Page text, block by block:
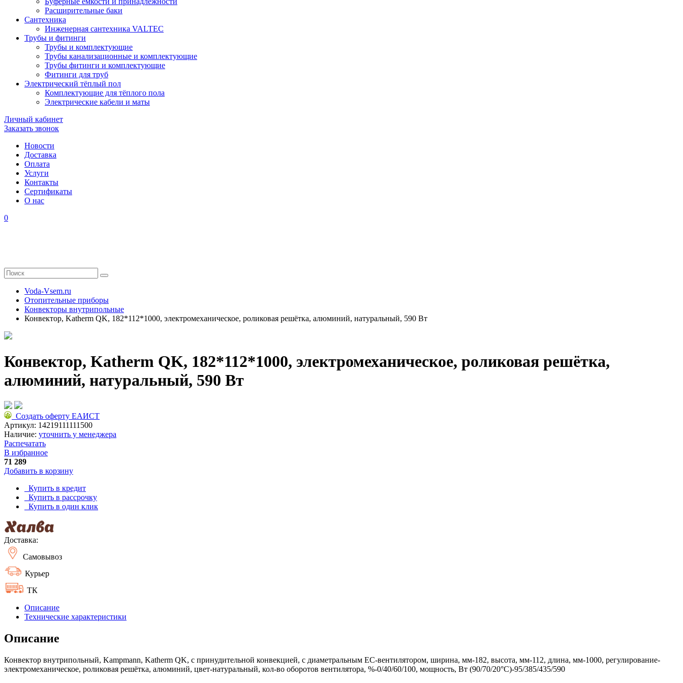
Расширительные баки
Сантехника
Инженерная сантехника VALTEC
Трубы и фитинги
Трубы и комплектующие
Трубы канализационные и комплектующие
Трубы фитинги и комплектующие
Фитинги для труб
Электрический тёплый пол
Комплектующие для тёплого пола
Электрические кабели и маты
Личный кабинет
Заказать звонок
Новости
Доставка
Оплата
Услуги
Контакты
Cертификаты
О нас
0
Voda-Vsem.ru
Отопительные приборы
Конвекторы внутрипольные
Конвектор, Katherm QK, 182*112*1000, электромеханическое, роликовая решётка, алюминий, натуральный, 590 Вт
Конвектор, Katherm QK, 182*112*1000, электромеханическое, роликовая решётка,
алюминий, натуральный, 590 Вт
Создать оферту ЕАИСТ
Артикул: 14219111111500
Наличие: уточнить у менеджера
Распечатать
В избранное
71 289
Добавить в корзину
Купить в кредит
Купить в рассрочку
Купить в один клик
Доставка:
Самовывоз
Курьер
ТК
Описание
Технические характеристики
Описание
Конвектор внутрипольный, Kampmann, Katherm QK, с принудительной конвекцией, с диаметральным EC-вентилятором, ширина, мм-182, высота, мм-112, длина, мм-1000, регулирование-
электромеханическое, роликовая решётка, алюминий, цвет-натуральный, кол-во оборотов вентилятора, %-0/40/60/100, мощность, Вт (90/70/20°C)-95/385/435/590